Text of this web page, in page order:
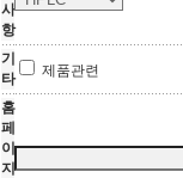
사
항
기
타
제품관련
홈
페
이
지